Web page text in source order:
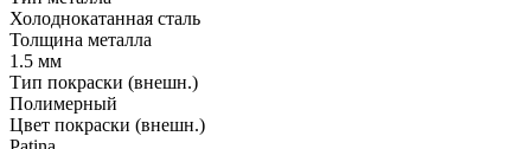
Холоднокатанная сталь
Толщина металла
1.5 мм
Тип покраски (внешн.)
Полимерный
Цвет покраски (внешн.)